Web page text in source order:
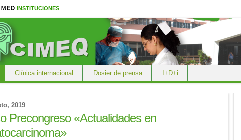
INSTITUCIONES
Clínica internacional Dosier de prensa I+D+i
2019
Precongreso «Actualidades en